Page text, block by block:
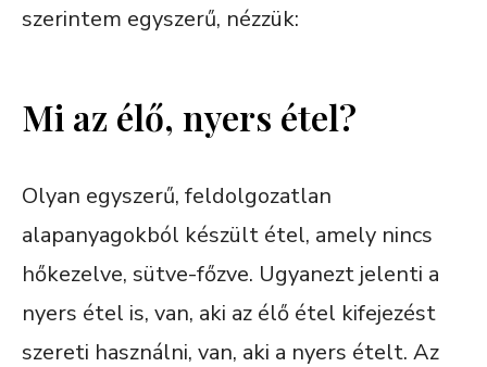
szerintem egyszerű, nézzük:
Mi az élő, nyers étel?
Olyan egyszerű, feldolgozatlan
alapanyagokból készült étel, amely nincs
hőkezelve, sütve-főzve. Ugyanezt jelenti a
nyers étel is, van, aki az élő étel kifejezést
szereti használni, van, aki a nyers ételt. Az